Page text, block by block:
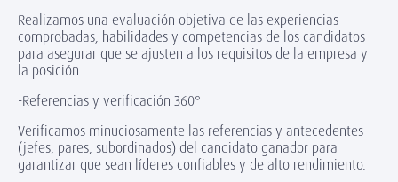
Realizamos una evaluación objetiva de las experiencias
comprobadas, habilidades y competencias de los candidatos
para asegurar que se ajusten a los requisitos de la empresa y
la posición.
-Referencias y verificación 360°
Verificamos minuciosamente las referencias y antecedentes
(jefes, pares, subordinados) del candidato ganador para
garantizar que sean líderes confiables y de alto rendimiento.